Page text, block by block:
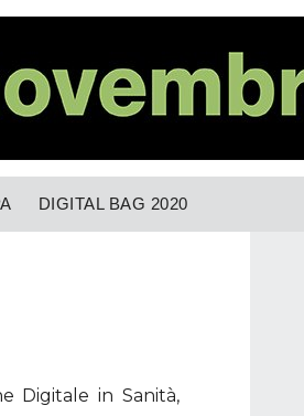
DIGITAL BAG 2020
Digitale in Sanità,